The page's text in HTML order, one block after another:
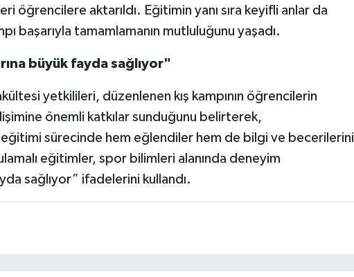
öğrencilere aktarıldı. Eğitimin yanı sıra keyifli anlar da
başarıyla tamamlamanın mutluluğunu yaşadı.
büyük fayda sağlıyor"
yetkilileri, düzenlenen kış kampının öğrencilerin
önemli katkılar sunduğunu belirterek,
sürecinde hem eğlendiler hem de bilgi ve becerilerini
eğitimler, spor bilimleri alanında deneyim
sağlıyor” ifadelerini kullandı.